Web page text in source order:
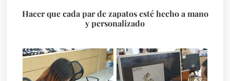
Hacer que cada par de zapatos esté hecho a mano
y personalizado